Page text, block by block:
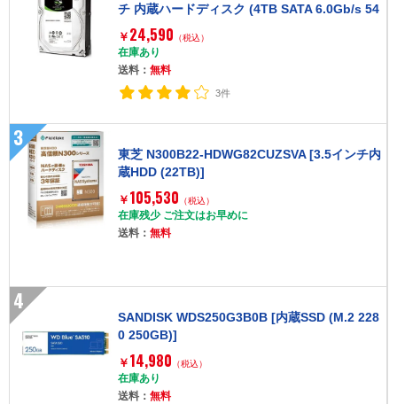
チ 内蔵ハードディスク (4TB SATA 6.0Gb/s 54
00rpm ) バルク品]
￥ 24,590 （税込）
在庫あり
送料：無料
3件
3
東芝 N300B22-HDWG82CUZSVA [3.5インチ内
蔵HDD (22TB)]
￥ 105,530 （税込）
在庫残少 ご注文はお早めに
送料：無料
4
SANDISK WDS250G3B0B [内蔵SSD (M.2 228
0 250GB)]
￥ 14,980 （税込）
在庫あり
送料：無料